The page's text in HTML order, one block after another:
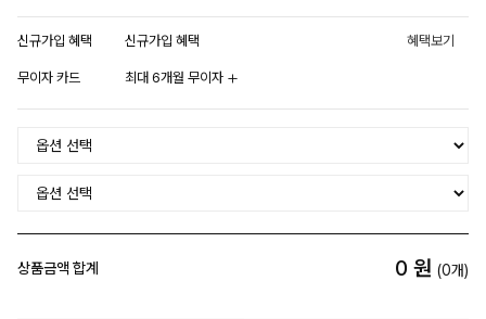
신규가입 혜택 신규가입 혜택 혜택보기
무이자 카드 최대 6개월 무이자
상품금액 합계 0 원 (0개)